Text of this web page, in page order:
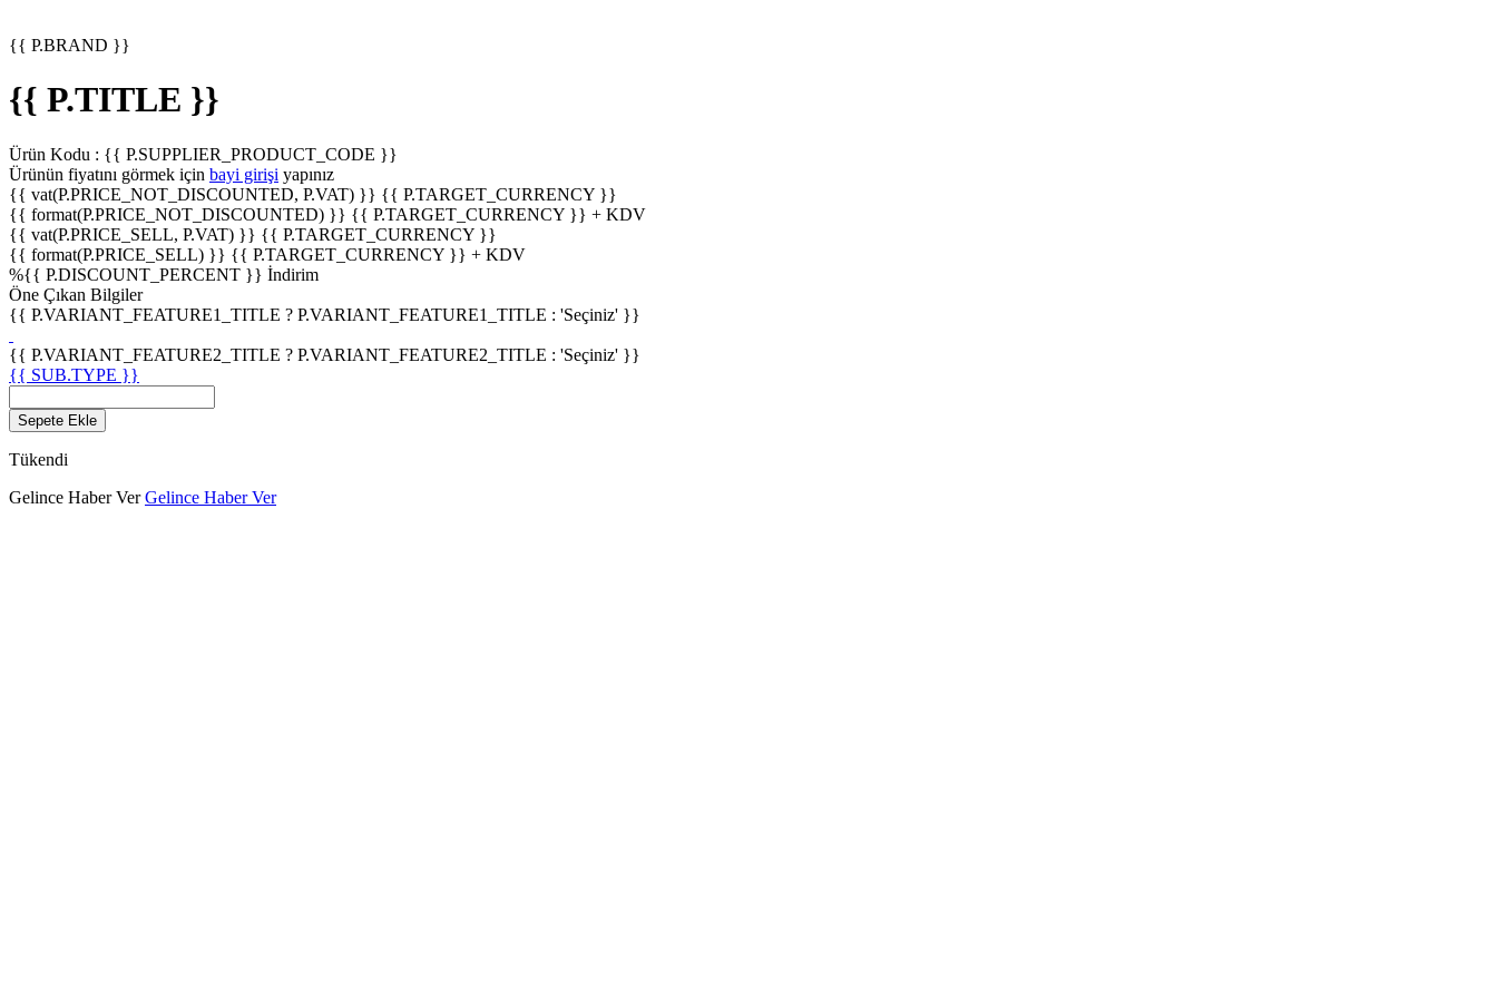
{{ P.BRAND }}
{{ P.TITLE }}
Ürün Kodu : {{ P.SUPPLIER_PRODUCT_CODE }}
Ürünün fiyatını görmek için bayi girişi yapınız
{{ vat(P.PRICE_NOT_DISCOUNTED, P.VAT) }} {{ P.TARGET_CURRENCY }}
{{ format(P.PRICE_NOT_DISCOUNTED) }} {{ P.TARGET_CURRENCY }} + KDV
{{ vat(P.PRICE_SELL, P.VAT) }} {{ P.TARGET_CURRENCY }}
{{ format(P.PRICE_SELL) }} {{ P.TARGET_CURRENCY }} + KDV
%{{ P.DISCOUNT_PERCENT }} İndirim
Öne Çıkan Bilgiler
{{ P.VARIANT_FEATURE1_TITLE ? P.VARIANT_FEATURE1_TITLE : 'Seçiniz' }}
{{ P.VARIANT_FEATURE2_TITLE ? P.VARIANT_FEATURE2_TITLE : 'Seçiniz' }}
{{ SUB.TYPE }}
Sepete Ekle
Tükendi
Gelince Haber Ver Gelince Haber Ver